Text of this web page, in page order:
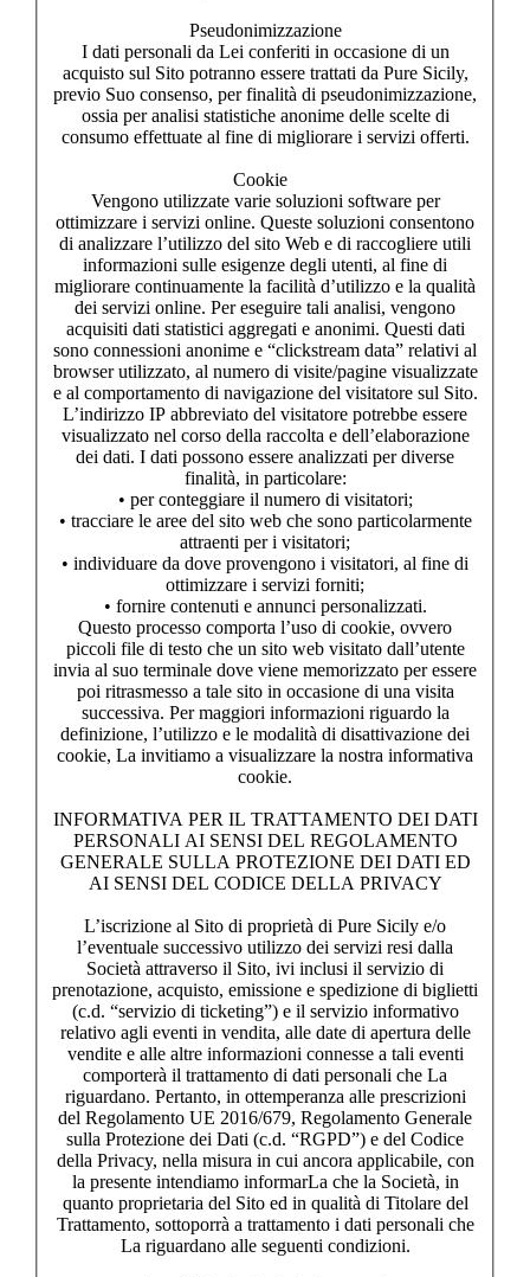
Pseudonimizzazione
I dati personali da Lei conferiti in occasione di un
acquisto sul Sito potranno essere trattati da Pure Sicily,
previo Suo consenso, per finalità di pseudonimizzazione,
ossia per analisi statistiche anonime delle scelte di
consumo effettuate al fine di migliorare i servizi offerti.
Cookie
Vengono utilizzate varie soluzioni software per
ottimizzare i servizi online. Queste soluzioni consentono
di analizzare l’utilizzo del sito Web e di raccogliere utili
informazioni sulle esigenze degli utenti, al fine di
migliorare continuamente la facilità d’utilizzo e la qualità
dei servizi online. Per eseguire tali analisi, vengono
acquisiti dati statistici aggregati e anonimi. Questi dati
sono connessioni anonime e “clickstream data” relativi al
browser utilizzato, al numero di visite/pagine visualizzate
e al comportamento di navigazione del visitatore sul Sito.
L’indirizzo IP abbreviato del visitatore potrebbe essere
visualizzato nel corso della raccolta e dell’elaborazione
dei dati. I dati possono essere analizzati per diverse
finalità, in particolare:
• per conteggiare il numero di visitatori;
• tracciare le aree del sito web che sono particolarmente
attraenti per i visitatori;
• individuare da dove provengono i visitatori, al fine di
ottimizzare i servizi forniti;
• fornire contenuti e annunci personalizzati.
Questo processo comporta l’uso di cookie, ovvero
piccoli file di testo che un sito web visitato dall’utente
invia al suo terminale dove viene memorizzato per essere
poi ritrasmesso a tale sito in occasione di una visita
successiva. Per maggiori informazioni riguardo la
definizione, l’utilizzo e le modalità di disattivazione dei
cookie, La invitiamo a visualizzare la nostra informativa
cookie.
INFORMATIVA PER IL TRATTAMENTO DEI DATI
PERSONALI AI SENSI DEL REGOLAMENTO
GENERALE SULLA PROTEZIONE DEI DATI ED
AI SENSI DEL CODICE DELLA PRIVACY
L’iscrizione al Sito di proprietà di Pure Sicily e/o
l’eventuale successivo utilizzo dei servizi resi dalla
Società attraverso il Sito, ivi inclusi il servizio di
prenotazione, acquisto, emissione e spedizione di biglietti
(c.d. “servizio di ticketing”) e il servizio informativo
relativo agli eventi in vendita, alle date di apertura delle
vendite e alle altre informazioni connesse a tali eventi
comporterà il trattamento di dati personali che La
riguardano. Pertanto, in ottemperanza alle prescrizioni
del Regolamento UE 2016/679, Regolamento Generale
sulla Protezione dei Dati (c.d. “RGPD”) e del Codice
della Privacy, nella misura in cui ancora applicabile, con
la presente intendiamo informarLa che la Società, in
quanto proprietaria del Sito ed in qualità di Titolare del
Trattamento, sottoporrà a trattamento i dati personali che
La riguardano alle seguenti condizioni.